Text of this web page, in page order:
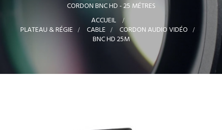
CORDON BNC HD - 25 MÉTRES
ACCUEIL >
PLATEAU & RÉGIE > CABLE > CORDON AUDIO VIDÉO >
BNC HD 25M